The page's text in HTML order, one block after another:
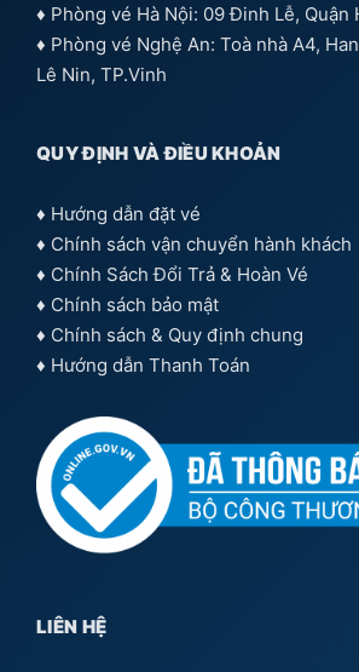
♦ Phòng vé Hà Nội: 09 Đinh Lễ, Quận
♦ Phòng vé Nghệ An: Toà nhà A4,
Lê Nin, TP.Vinh
QUY ĐỊNH VÀ ĐIỀU KHOẢN
♦ Hướng dẫn đặt vé
♦ Chính sách vận chuyển hành khách
♦ Chính Sách Đổi Trả & Hoàn Vé
♦ Chính sách bảo mật
♦ Chính sách & Quy định chung
♦ Hướng dẫn Thanh Toán
LIÊN HỆ